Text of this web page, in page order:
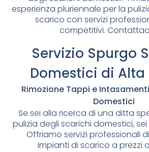
esperienza pluriennale per la
scarico con servizi
competitivi.
Servizio Spurgo
Domestici di
Rimozione Tappi e
Domestici
Se sei alla ricerca di una ditta
pulizia degli scarichi domestici,
Offriamo servizi professionali
impianti di scarico a prezzi